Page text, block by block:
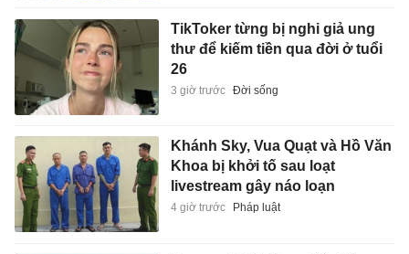
TikToker từng bị nghi giả ung
thư để kiếm tiền qua đời ở tuổi
26
3 giờ trước Đời sống
Khánh Sky, Vua Quạt và Hồ Văn
Khoa bị khởi tố sau loạt
livestream gây náo loạn
4 giờ trước Pháp luật